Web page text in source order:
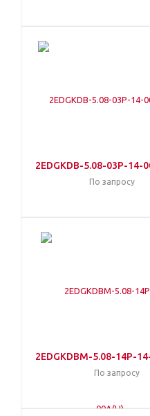
2EDGKDB-5.08-03P-14-
По запросу
2EDGKDBM-5.08-14P-
По запросу